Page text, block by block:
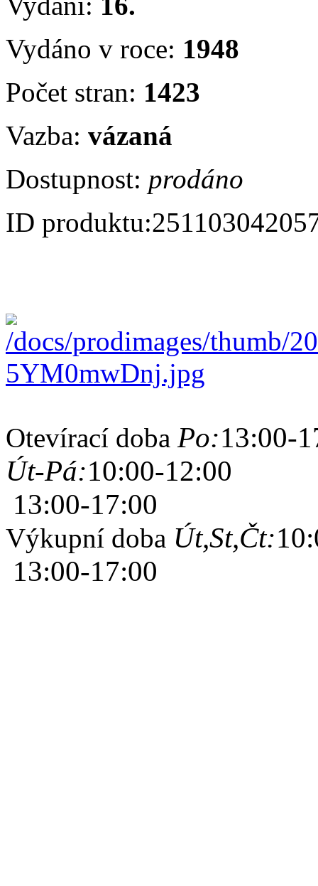
Vydáno v roce: 1948
Počet stran: 1423
Vazba: vázaná
Dostupnost: prodáno
ID produktu:
Otevírací doba Po:13:00-
Út-Pá:10:00-12:00
13:00-17:00
Výkupní doba Út,St,Čt:
13:00-17:00